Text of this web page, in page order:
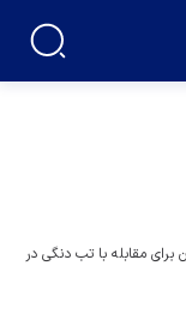
مقابله با تب دنگی در